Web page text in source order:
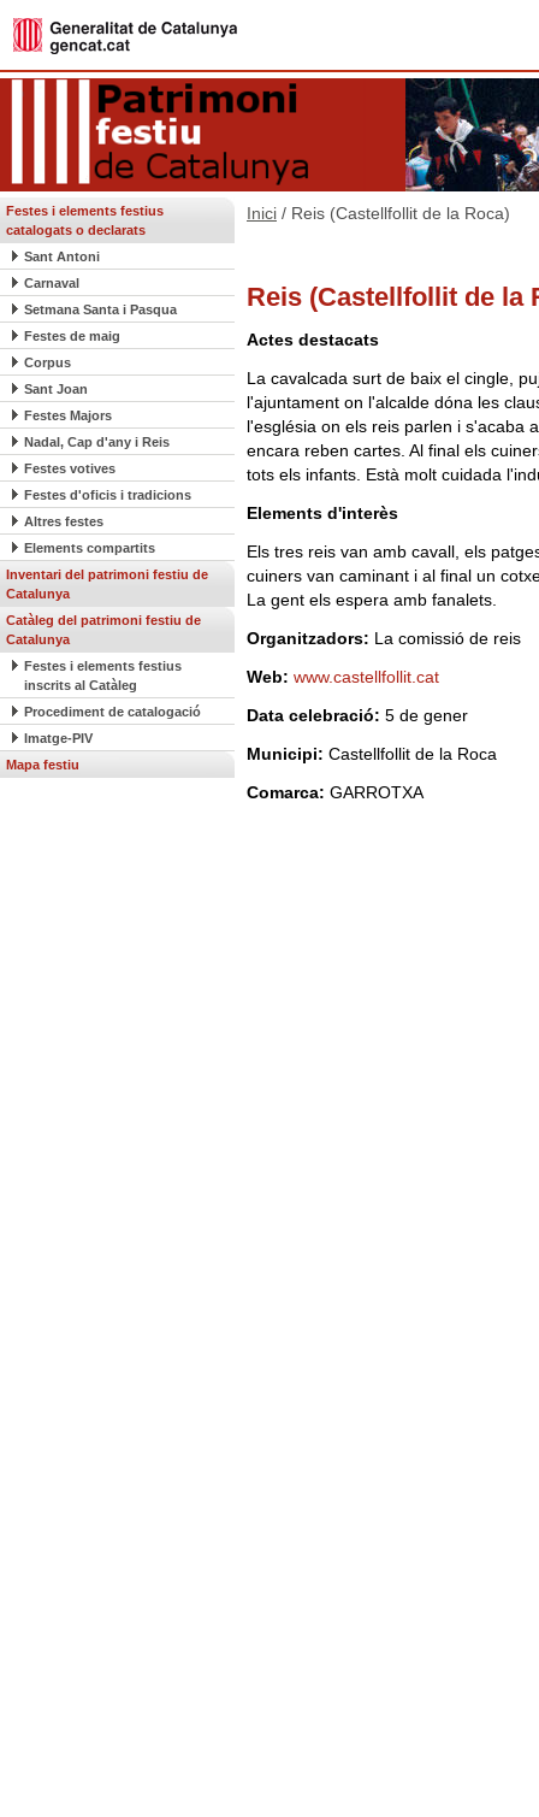
Festes i elements festius
catalogats o declarats
Sant Antoni
Carnaval
Setmana Santa i Pasqua
Festes de maig
Corpus
Sant Joan
Festes Majors
Nadal, Cap d'any i Reis
Festes votives
Festes d'oficis i tradicions
Altres festes
Elements compartits
Inventari del patrimoni festiu de
Catalunya
Catàleg del patrimoni festiu de
Catalunya
Festes i elements festius
inscrits al Catàleg
Procediment de catalogació
Imatge-PIV
Mapa festiu
Inici / Reis (Castellfollit de la Roca)
Reis (Castellfollit de la
Actes destacats
La cavalcada surt de baix el cingle,
l'ajuntament on l'alcalde dóna les
l'església on els reis parlen i s'acaba
encara reben cartes. Al final els
tots els infants. Està molt cuidada
Elements d'interès
Els tres reis van amb cavall, els
cuiners van caminant i al final un
La gent els espera amb fanalets.
Organitzadors: La comissió de reis
Web: www.castellfollit.cat
Data celebració: 5 de gener
Municipi: Castellfollit de la Roca
Comarca: GARROTXA